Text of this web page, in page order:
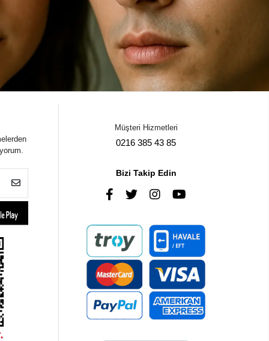
Müşteri Hizmetleri
0216 385 43 85
Bizi Takip Edin